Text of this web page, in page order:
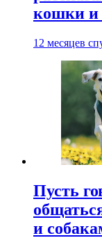
кошки и
12 месяцев
Пусть
и